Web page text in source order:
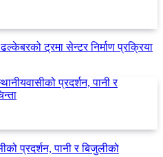
ट्रमा सेन्टर निर्माण प्रक्रिया
प्रदर्शन, पानी र बिजुलीको